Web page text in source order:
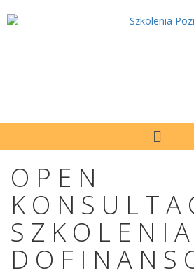
OPEN